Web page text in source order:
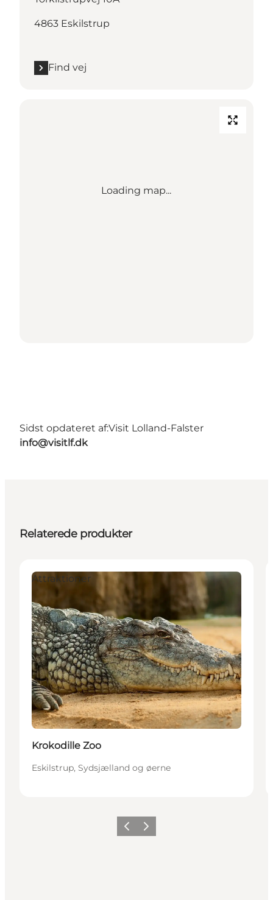
4863 Eskilstrup
Find vej
Loading map...
Sidst opdateret af:Visit Lolland-Falster
info@visitlf.dk
Relaterede produkter
Attraktioner
Krokodille Zoo
Eskilstrup, Sydsjælland og øerne
ForrigeNæste